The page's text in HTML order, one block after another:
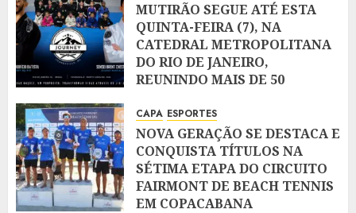
MUTIRÃO SEGUE ATÉ ESTA
QUINTA-FEIRA (7), NA
CATEDRAL METROPOLITANA
DO RIO DE JANEIRO,
REUNINDO MAIS DE 50
SOCIEDADE CIVIL.
AGOSTO 6, 2026
CAPA ESPORTES
NOVA GERAÇÃO SE DESTACA E
CONQUISTA TÍTULOS NA
SÉTIMA ETAPA DO CIRCUITO
FAIRMONT DE BEACH TENNIS
EM COPACABANA